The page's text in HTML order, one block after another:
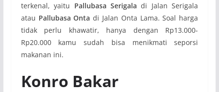
terkenal, yaitu Pallubasa Serigala di Jalan Serigala
atau Pallubasa Onta di Jalan Onta Lama. Soal harga
tidak perlu khawatir, hanya dengan Rp13.000-
Rp20.000 kamu sudah bisa menikmati seporsi
makanan ini.
Konro Bakar